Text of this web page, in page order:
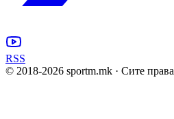
RSS
© 2018-2026 sportm.mk · Сите